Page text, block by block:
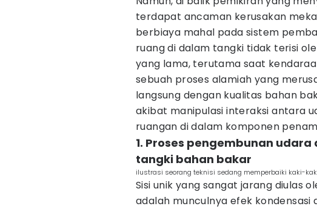
terdapat ancaman kerusakan
berbiaya mahal pada sistem
ruang di dalam tangki tidak terisi
yang lama, terutama saat
sebuah proses alamiah yang
langsung dengan kualitas bahan
akibat manipulasi interaksi antara
ruangan di dalam komponen
1. Proses pengembunan
tangki bahan bakar
ilustrasi seorang teknisi sedang memperbaiki kaki-
Sisi unik yang sangat jarang diulas
adalah munculnya efek